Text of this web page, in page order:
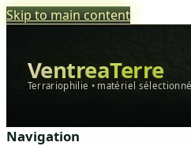
Skip to main content
VentreaTerre
Terrariophilie • matériel
Navigation